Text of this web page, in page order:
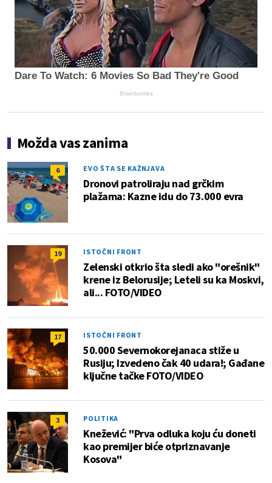
Dare To Watch: 6 Movies So Bad They're Good
Brainberries
Možda vas zanima
6 EVO ŠTA SE KAŽNJAVA
Dronovi patroliraju nad grčkim
plažama: Kazne idu do 73.000 evra
19 ISTOČNI FRONT
Zelenski otkrio šta sledi ako "orešnik"
krene iz Belorusije; Leteli su ka Moskvi,
ali... FOTO/VIDEO
17 ISTOČNI FRONT
50.000 Severnokorejanaca stiže u
Rusiju; Izvedeno čak 40 udara!; Gađane
ključne tačke FOTO/VIDEO
3 POLITIKA
Knežević: "Prva odluka koju ću doneti
kao premijer biće otpriznavanje
Kosova"